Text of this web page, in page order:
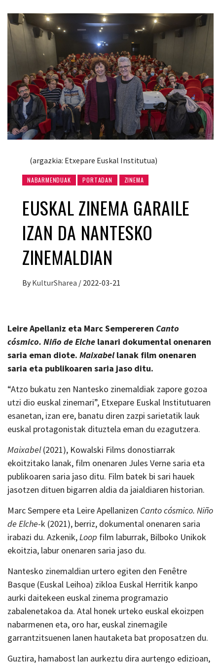
(argazkia: Etxepare Euskal Institutua)
NABARMENDUAK PORTADAN ZINEMA
EUSKAL ZINEMA GARAILE
IZAN DA NANTESKO
ZINEMALDIAN
By KulturSharea / 2022-03-21
Leire Apellaniz eta Marc Sempereren Canto
cósmico. Niño de Elche lanari dokumental onenaren
saria eman diote. Maixabellanak film onenaren
saria eta publikoaren saria jaso ditu.
“Atzo bukatu zen Nantesko zinemaldiak zapore gozoa
utzi dio euskal zinemari”, Etxepare Euskal Institutuaren
esanetan, izan ere, banatu diren zazpi sarietatik lauk
euskal protagonistak dituztela eman du ezagutzera.
Maixabel(2021), Kowalski Films donostiarrak
ekoitzitako lanak, film onenaren Jules Verne saria eta
publikoaren saria jaso ditu. Film batek bi sari hauek
jasotzen dituen bigarren aldia da jaialdiaren historian.
Marc Sempere eta Leire Apellanizen Canto cósmico. Niño
de Elche-k (2021), berriz, dokumental onenaren saria
irabazi du. Azkenik,Loop film laburrak, Bilboko Unikok
ekoitzia, labur onenaren saria jaso du.
Nantesko zinemaldian urtero egiten den Fenêtre
Basque (Euskal Leihoa) zikloa Euskal Herritik kanpo
aurki daitekeen euskal zinema programazio
zabalenetakoa da. Atal honek urteko euskal ekoizpen
nabarmenen eta, oro har, euskal zinemagile
garrantzitsuenen lanen hautaketa bat proposatzen du.
Guztira, hamabost lan aurkeztu dira aurtengo edizioan,